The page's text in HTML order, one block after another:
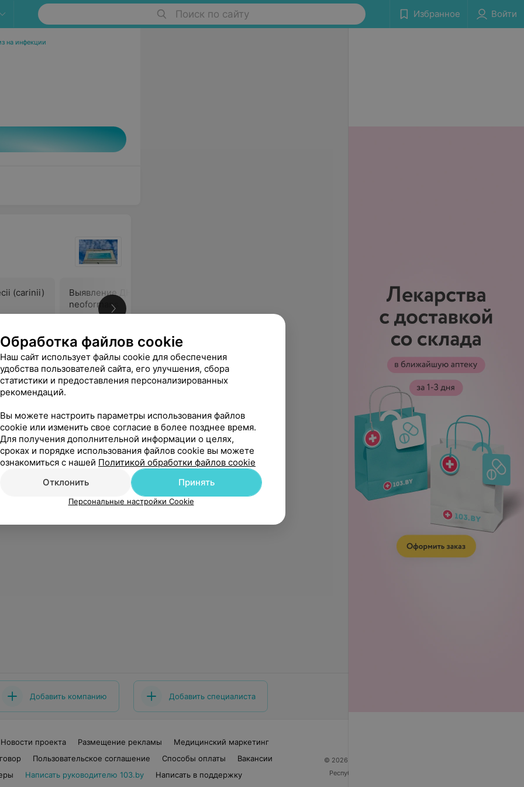
Поиск по сайту Избранное Войти
на инфекции
(carinii)
Выявление ДНК Cryptococcus
neoformans
Антитела класса IgG к вирусу
кори
Все прошло отлично! Спасибо огромное Еще
Добавить компанию Добавить специалиста
Новости проекта Размещение рекламы
Медицинский маркетинг
Пользовательское соглашение Способы оплаты
Вакансии
Написать руководителю 103.by
Написать в поддержку
© 2026 ООО «Артокс Лаб», УНП 191700409
Республика Беларусь, г. Минск, улица Толбухина, 2,
Обработка файлов cookie
Наш сайт использует файлы cookie для обеспечения
удобства пользователей сайта, его улучшения, сбора
статистики и предоставления персонализированных
рекомендаций.
Вы можете настроить параметры использования файлов
cookie или изменить свое согласие в более позднее время.
Для получения дополнительной информации о целях,
сроках и порядке использования файлов cookie вы можете
ознакомиться с нашей Политикой обработки файлов cookie
Отклонить
Принять
Персональные настройки Cookie